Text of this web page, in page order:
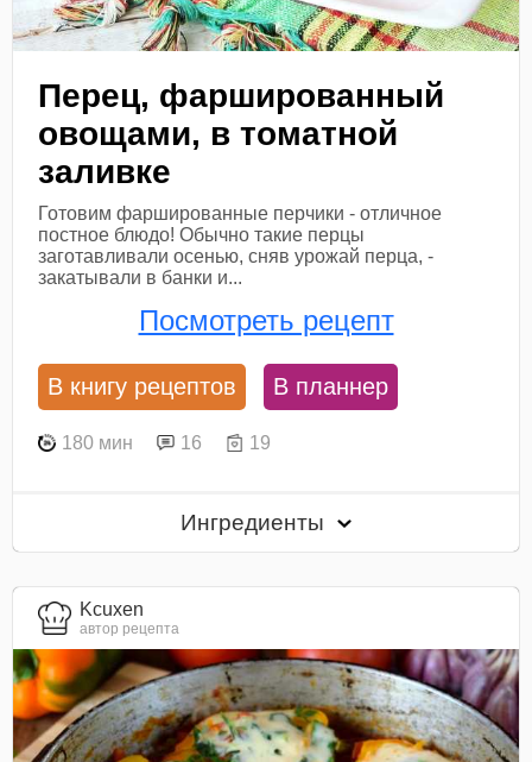
Перец, фаршированный
овощами, в томатной
заливке
Готовим фаршированные перчики - отличное
постное блюдо! Обычно такие перцы
заготавливали осенью, сняв урожай перца, -
закатывали в банки и...
Посмотреть рецепт
В книгу рецептов В планнер
180 мин 16 19
Ингредиенты
Kcuxen
автор рецепта